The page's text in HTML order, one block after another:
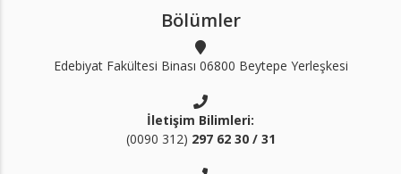
Bölümler
Edebiyat Fakültesi Binası 06800 Beytepe Yerleşkesi
İletişim Bilimleri:
(0090 312) 297 62 30 / 31